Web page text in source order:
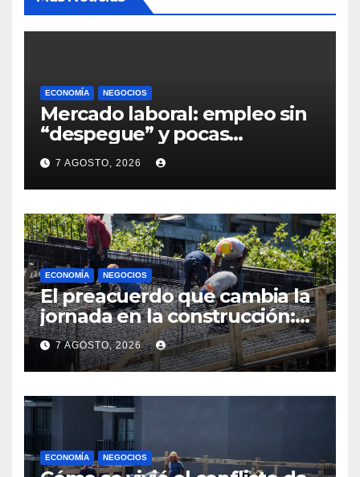
ECONOMÍA NEGOCIOS
Mercado laboral: empleo sin
“despegue” y pocas
expectativas empresariales
sobre aumento de personal
7 AGOSTO, 2026
ECONOMÍA NEGOCIOS
El preacuerdo que cambia la
jornada en la construcción:
menos horas, subas reales y
convenio hasta 2031
7 AGOSTO, 2026
ECONOMÍA NEGOCIOS